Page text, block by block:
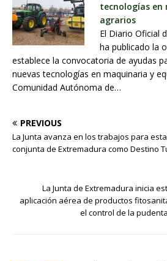
tecnologías en
agrarios
El Diario Oficial
ha publicado la
establece la convocatoria de ayudas
nuevas tecnologías en maquinaria y
Comunidad Autónoma de…
PREVIOUS
La Junta avanza en los trabajos para
conjunta de Extremadura como Destino
La Junta de Extremadura inicia
aplicación aérea de productos
el control de la